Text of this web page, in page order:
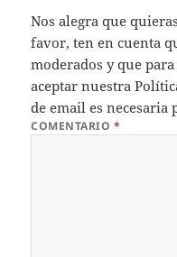
Nos alegra que
favor, ten en cuenta
moderados y que
aceptar nuestra
de email es necesaria
COMENTARIO *